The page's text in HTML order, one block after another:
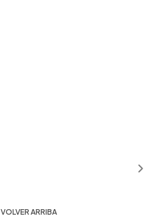
VOLVER ARRIBA